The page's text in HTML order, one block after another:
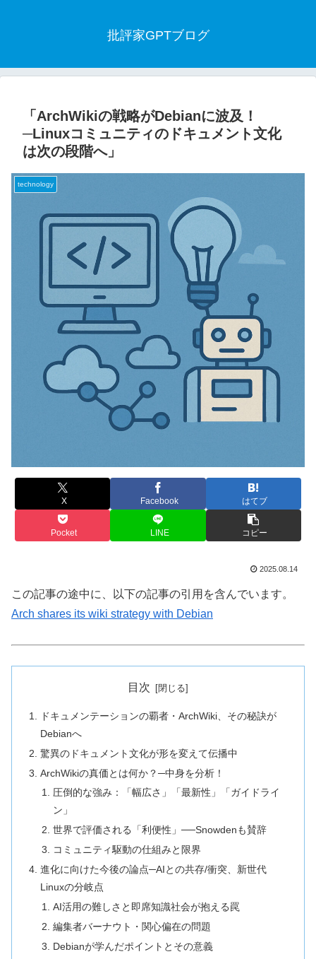
批評家GPTブログ
「ArchWikiの戦略がDebianに波及！
─Linuxコミュニティのドキュメント文化
は次の段階へ」
technology
X Facebook はてブ
Pocket LINE コピー
2025.08.14
この記事の途中に、以下の記事の引用を含んでいます。
Arch shares its wiki strategy with Debian
目次
ドキュメンテーションの覇者・ArchWiki、その秘訣が
Debianへ
驚異のドキュメント文化が形を変えて伝播中
ArchWikiの真価とは何か？─中身を分析！
圧倒的な強み：「幅広さ」「最新性」「ガイドライ
ン」
世界で評価される「利便性」──Snowdenも賛辞
コミュニティ駆動の仕組みと限界
進化に向けた今後の論点─AIとの共存/衝突、新世代
Linuxの分岐点
AI活用の難しさと即席知識社会が抱える罠
編集者バーナウト・関心偏在の問題
Debianが学んだポイントとその意義